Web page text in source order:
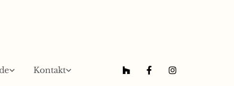
Kontakt